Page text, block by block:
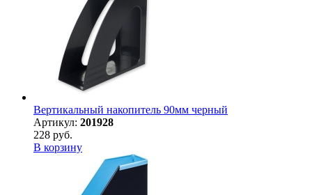
Вертикальный накопитель 90мм черный
Артикул: 201928
228 руб.
В корзину